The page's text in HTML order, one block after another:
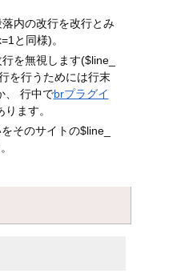
内の改行を改行とみ
と同様)。
を無視します($line_
を行うためには行末
、 行中でbrプラグイ
ます。
そのサイトの$line_